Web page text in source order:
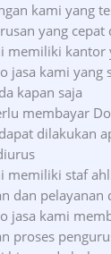
kami yang
yang cepat
memiliki kantor
jasa kami yang
kapan saja
membayar
dilakukan
memiliki staf
dan pelayanan
jasa kami
proses